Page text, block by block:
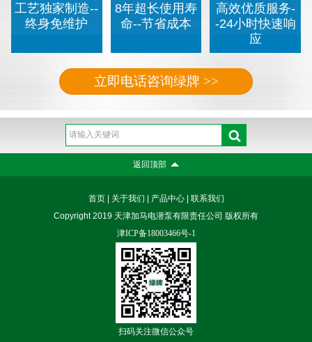
工艺独家制造--
终身免维护
8年超长使用寿
命--节省成本
高效优质服务-
-24小时快速响
应
立即电话咨询绿牌 >>
返回顶部
首页| 关于我们 产品中心| 联系我们
Copyright 2019 天津加马电潜泵有限责任公司 版权所有
津ICP备18003466号-1
扫码关注微信公众号